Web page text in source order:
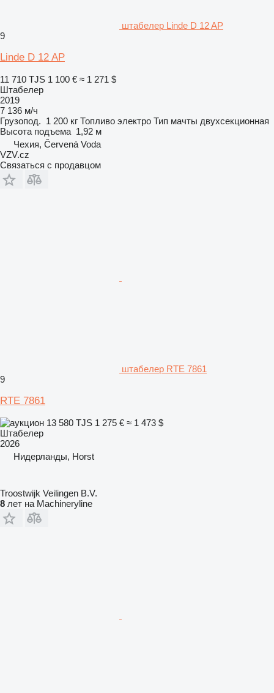
штабелер Linde D 12 AP
9
Linde D 12 AP
11 710 TJS 1 100 € ≈ 1 271 $
Штабелер
2019
7 136 м/ч
Грузопод. 1 200 кг Топливо электро Тип мачты двухсекционная
Высота подъема 1,92 м
Чехия, Červená Voda
VZV.cz
Связаться с продавцом
штабелер RTE 7861
9
RTE 7861
13 580 TJS 1 275 € ≈ 1 473 $
Штабелер
2026
Нидерланды, Horst
Troostwijk Veilingen B.V.
8 лет на Machineryline